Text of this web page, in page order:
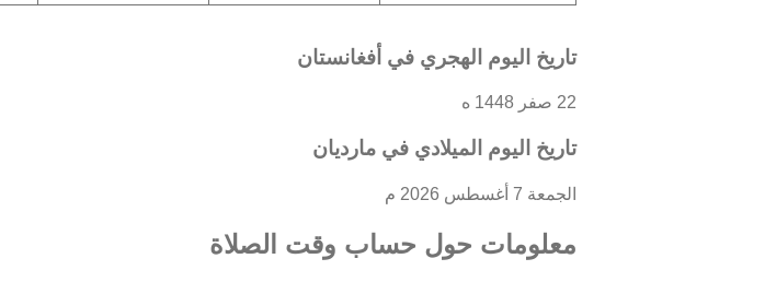
تاريخ اليوم الهجري في أفغانستان
22 صفر 1448 ه
تاريخ اليوم الميلادي في مارديان
الجمعة 7 أغسطس 2026 م
معلومات حول حساب وقت الصلاة